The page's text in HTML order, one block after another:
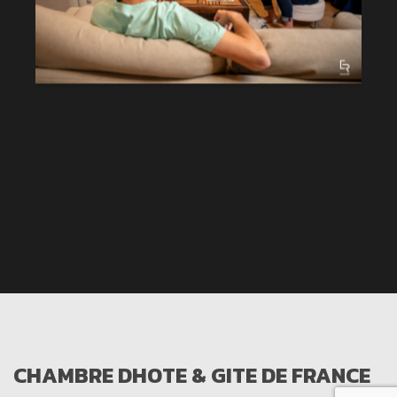
CHAMBRE DHOTE & GITE DE FRANCE